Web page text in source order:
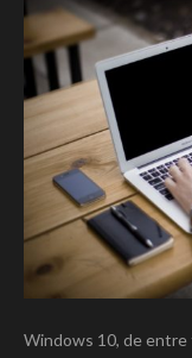
Windows 10, de